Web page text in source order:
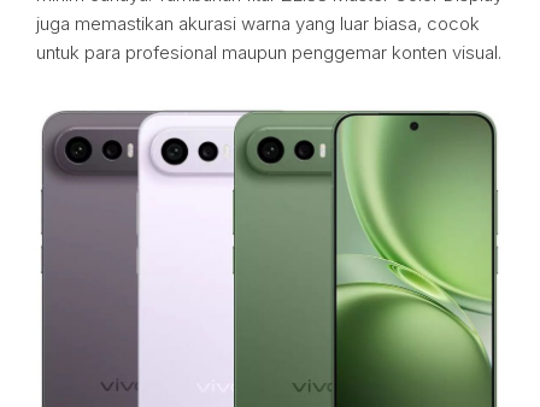
juga memastikan akurasi warna yang luar biasa, cocok
untuk para profesional maupun penggemar konten visual.